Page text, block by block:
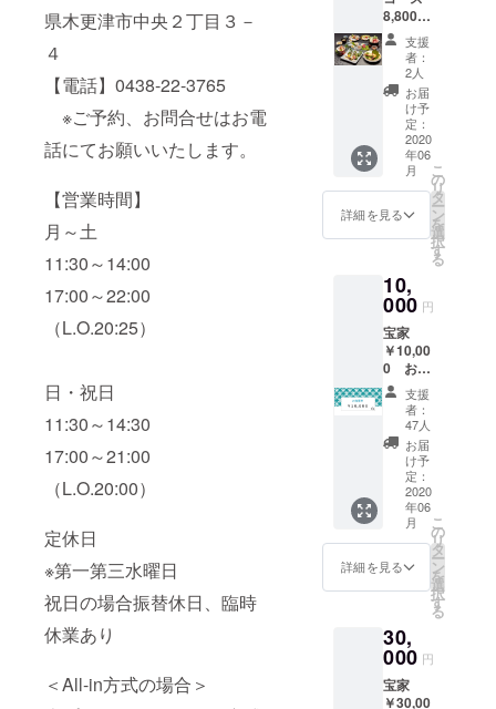
県木更津市中央２丁目３－
４
【電話】0438-22-3765
※ご予約、お問合せはお電
話にてお願いいたします。
【営業時間】
月～土
11:30～14:00
17:00～22:00
（L.O.20:25）
日・祝日
11:30～14:30
17:00～21:00
（L.O.20:00）
定休日
※第一第三水曜日
祝日の場合振替休日、臨時
休業あり
＜All-in方式の場合＞
クーポ
ン等、
同時ご
使用不
可 ※
コース
のご利
用は仕
入れの
関係で
二日前
までの
8,800円
（税
込）
（内容
は時期
によっ
て変わ
りま
す） 食
材の関
係で二
日前ま
でのご
予約を
申し上
げてお
りま
す。
支援
者：
2人
お届
け予
定：
2020
年06
月
詳細を見る
こ
の
リ
タ
ー
ン
を
選
択
す
る
10,
000 円
宝家
￥10,00
0 お食
事券
10,000
円のお
食事券
を発送
させて
いただ
きま
す。 ※
お店で
のご飲
食代と
してご
ただけ
ます。
※食事券
でお支
払いに
支援
者：
47人
お届
け予
定：
2020
年06
月
詳細を見る
こ
の
リ
タ
ー
ン
を
選
択
す
る
30,
000 円
宝家
￥30,00